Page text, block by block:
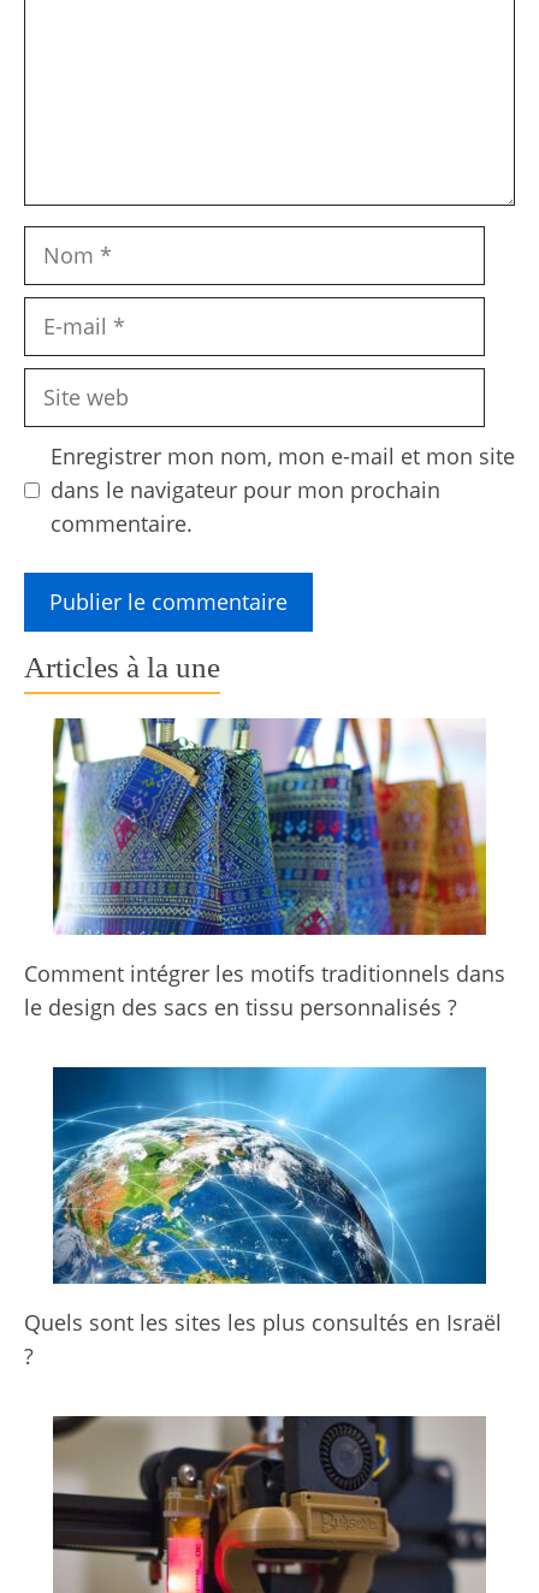
Nom
Site
Enregistrer mon nom, mon e-mail et mon site
dans le navigateur pour mon prochain
commentaire.
Articles à la une
Comment intégrer les motifs traditionnels dans
le design des sacs en tissu personnalisés ?
Quels sont les sites les plus consultés en Israël
?